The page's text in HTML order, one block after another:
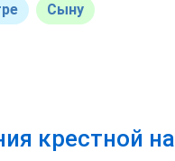
Сыну
крестной на